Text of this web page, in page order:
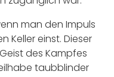
man den Impuls
Keller einst. Dieser
des Kampfes
taubblinder